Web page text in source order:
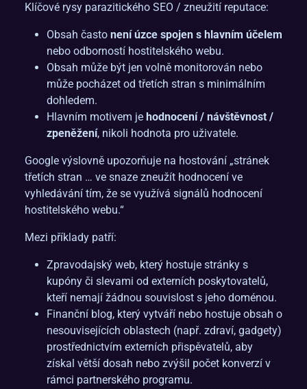
Klíčové rysy parazitického SEO / zneužití reputace:
Obsah často není úzce spojen s hlavním účelem
nebo odborností hostitelského webu.
Obsah může být jen volně monitorován nebo
může pocházet od třetích stran s minimálním
dohledem.
Hlavním motivem je hodnocení / návštěvnost /
zpeněžení, nikoli hodnota pro uživatele.
Google výslovně upozorňuje na hostování „stránek
třetích stran … ve snaze zneužít hodnocení ve
vyhledávání tím, že se využívá signálů hodnocení
hostitelského webu.“
Mezi příklady patří:
Zpravodajský web, který hostuje stránky s
kupóny či slevami od externích poskytovatelů,
kteří nemají žádnou souvislost s jeho doménou.
Finanční blog, který vytváří nebo hostuje obsah o
nesouvisejících oblastech (např. zdraví, gadgety)
prostřednictvím externích přispěvatelů, aby
získal větší dosah nebo zvýšil počet konverzí v
rámci partnerského programu.